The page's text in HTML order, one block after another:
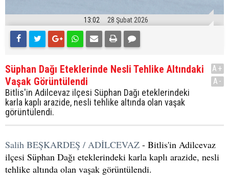
13:02 28 Şubat 2026
Süphan Dağı Eteklerinde Nesli Tehlike Altındaki
Vaşak Görüntülendi
Bitlis'in Adilcevaz ilçesi Süphan Dağı eteklerindeki
karla kaplı arazide, nesli tehlike altında olan vaşak
görüntülendi.
A+
A-
Salih BEŞKARDEŞ / ADİLCEVAZ - Bitlis'in Adilcevaz
ilçesi Süphan Dağı eteklerindeki karla kaplı arazide, nesli
tehlike altında olan vaşak görüntülendi.